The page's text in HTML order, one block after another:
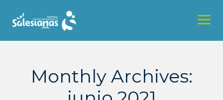
content
Monthly Archives: